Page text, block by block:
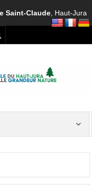
Saint-Claude , Haut-Jura